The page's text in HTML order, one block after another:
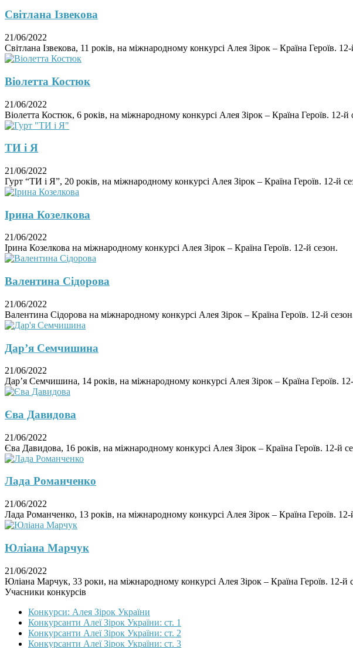
Світлана Ізвекова
21/06/2022
Світлана Ізвекова, 11 років, на міжнародному конкурсі Алея Зірок – Країна Героїв.
Віолетта Костюк
21/06/2022
Віолетта Костюк, 6 років, на міжнародному конкурсі Алея Зірок – Країна Героїв. 12-й
ТИ і Я
21/06/2022
Гурт “ТИ і Я”, 20 років, на міжнародному конкурсі Алея Зірок – Країна Героїв. 12-й
Ірина Козелкова
21/06/2022
Ірина Козелкова на міжнародному конкурсі Алея Зірок – Країна Героїв. 12-й сезон.
Валентина Сідорова
21/06/2022
Валентина Сідорова на міжнародному конкурсі Алея Зірок – Країна Героїв. 12-й
Дар’я Семчишина
21/06/2022
Дар’я Семчишина, 14 років, на міжнародному конкурсі Алея Зірок – Країна Героїв.
Єва Давидова
21/06/2022
Єва Давидова, 16 років, на міжнародному конкурсі Алея Зірок – Країна Героїв. 12-й
Лада Романченко
21/06/2022
Лада Романченко, 13 років, на міжнародному конкурсі Алея Зірок – Країна Героїв. 12-
Юліана Марчук
21/06/2022
Юліана Марчук, 33 роки, на міжнародному конкурсі Алея Зірок – Країна Героїв. 12-й
Учасники конкурсів
Конкурси: Алея Зірок України
Конкурсанти Алеї Зірок України: ст. 1
Конкурсанти Алеї Зірок України: ст. 2
Конкурсанти Алеї Зірок України: ст. 3